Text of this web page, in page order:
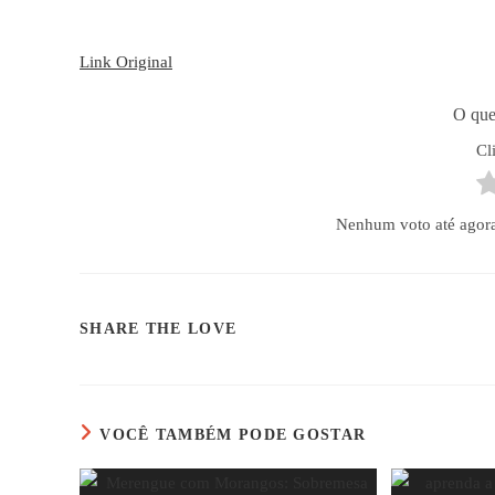
Link Original
O
Nenhum voto até
SHARE THE LOVE
VOCÊ TAMBÉM PODE GOSTAR